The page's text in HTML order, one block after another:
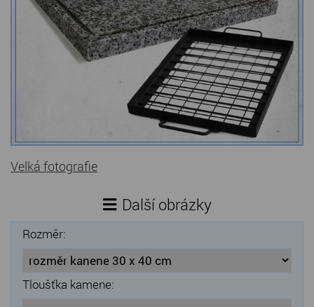
Hřbitovní doplňky
Zvířecí náhrobky a pomníčky
Kamenné stoly, konferenční stolky
Barevné kamenné drti
Štípané kamenné obklady
Dárkové předměty z přírodního kamene
Údržba a čištění kamene
Velká fotografie
Další obrázky
Rozměr:
Tloušťka kamene: